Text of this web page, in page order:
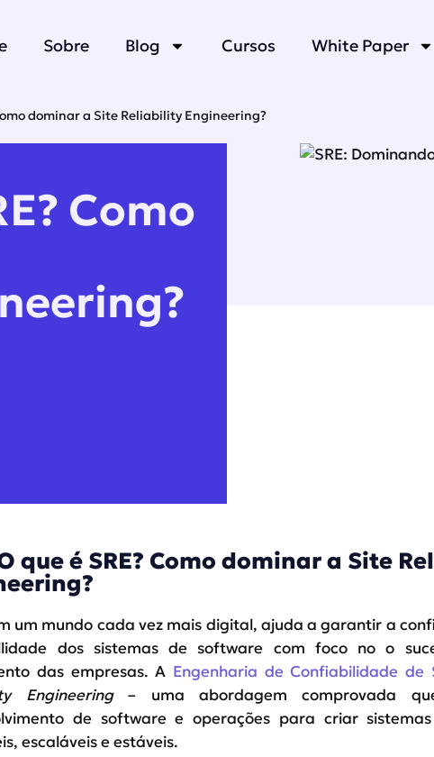
Sobre Blog Cursos White Paper
dominar a Site Reliability Engineering?
Como
que é SRE? Como dominar a Site
um mundo cada vez mais digital, ajuda a garantir a
dos sistemas de software com foco no o
das empresas. A Engenharia de Confiabilidade de
Engineering– uma abordagem comprovada
de software e operações para criar
escaláveis e estáveis.